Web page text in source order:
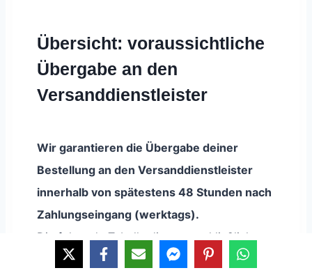
Übersicht: voraussichtliche
Übergabe an den
Versanddienstleister
Wir garantieren die Übergabe deiner
Bestellung an den Versanddienstleister
innerhalb von spätestens 48 Stunden nach
Zahlungseingang (werktags).
Die folgende Tabelle dient ausschließlich zur
Orientierung und zeigt den typischen Ablauf